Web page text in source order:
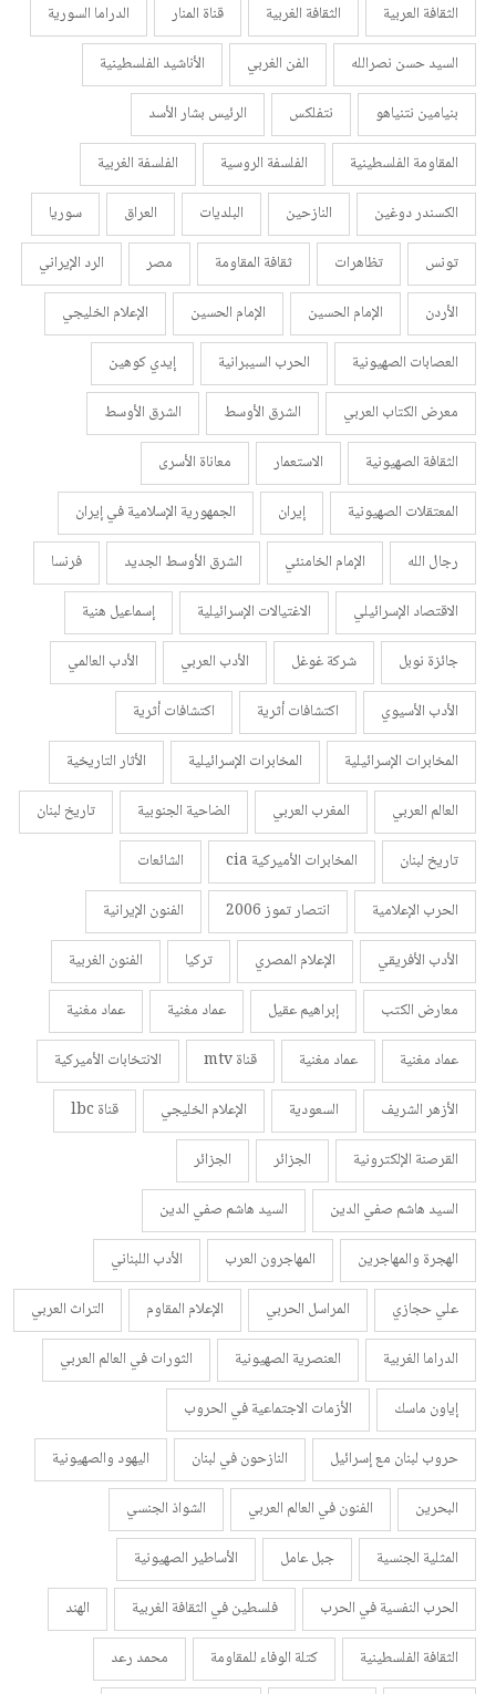
الثقافة العربية
الثقافة الغربية قناة المنار
الدراما السورية
السيد حسن نصرالله
الفن الغربي
الأناشيد الفلسطينية
بنيامين نتنياهو
نتفلكس
الرئيس بشار الأسد
المقاومة الفلسطينية
الفلسفة الروسية
الفلسفة الغربية
الكسندر دوغين
النازحين البلديات العراق
سوريا
تونس
تظاهرات ثقافة المقاومة مصر
الرد الإيراني
الأردن
الإمام الحسين الإمام الحسين
الإعلام الخليجي
العصابات الصهيونية
الحرب السيبرانية
إيدي كوهين
معرض الكتاب العربي
الشرق الأوسط
الشرق الأوسط
الثقافة الصهيونية
الاستعمار
معاناة الأسرى
المعتقلات الصهيونية
إيران
الجمهورية الإسلامية في إيران
رجال الله
الإمام الخامنئي الشرق الأوسط الجديد
فرنسا
الاقتصاد الإسرائيلي
الاغتيالات الإسرائيلية
إسماعيل هنية
جائزة نوبل
شركة غوغل الأدب العربي
الأدب العالمي
الأدب الأسيوي
اكتشافات أثرية
اكتشافات أثرية
المخابرات الإسرائيلية
المخابرات الإسرائيلية
الأثار التاريخية
العالم العربي
المغرب العربي الضاحية الجنوبية
تاريخ لبنان
تاريخ لبنان
المخابرات الأميركية cia
الشائعات
الحرب الإعلامية
انتصار تموز 2006
الفنون الإيرانية
الأدب الأفريقي
الإعلام المصري تركيا
الفنون الغربية
معارض الكتب
إبراهيم عقيل عماد مغنية
عماد مغنية
عماد مغنية
عماد مغنية قناة mtv
الانتخابات الأميركية
الأزهر الشريف
السعودية الإعلام الخليجي
قناة lbc
القرصنة الإلكترونية
الجزائر
الجزائر
السيد هاشم صفي الدين
السيد هاشم صفي الدين
الهجرة والمهاجرين
المهاجرون العرب
الأدب اللبناني
علي حجازي
المراسل الحربي الإعلام المقاوم
التراث العربي
الدراما الغربية
العنصرية الصهيونية
الثورات في العالم العربي
إياون ماسك
الأزمات الاجتماعية في الحروب
حروب لبنان مع إسرائيل
النازحون في لبنان
اليهود والصهيونية
البحرين
الفنون في العالم العربي
الشواذ الجنسي
المثلية الجنسية
جبل عامل
الأساطير الصهيونية
الحرب النفسية في الحرب
فلسطين في الثقافة الغربية
الهند
الثقافة الفلسطينية
كتلة الوفاء للمقاومة
محمد رعد